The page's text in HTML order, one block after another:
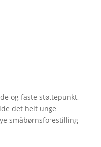
og faste støttepunkt,
det helt unge
småbørnsforestilling